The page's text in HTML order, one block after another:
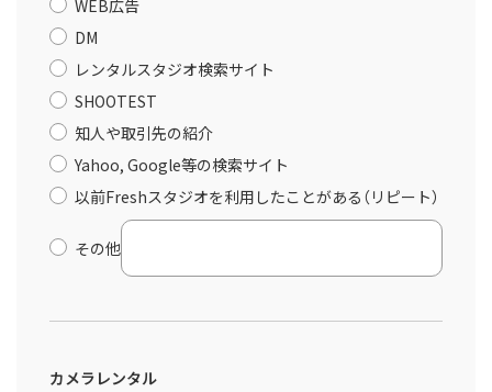
WEB広告
DM
レンタルスタジオ検索サイト
SHOOTEST
知人や取引先の紹介
Yahoo, Google等の検索サイト
以前Freshスタジオを利用したことがある（リピート）
その他
カメラレンタル